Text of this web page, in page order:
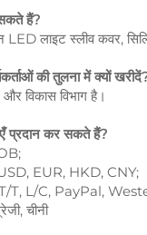
हैं?
LED लाइट स्लीव कवर,
की तुलना में क्यों
विकास विभाग है।
प्रदान कर सकते हैं?
USD, EUR, HKD, CNY;
T/T, L/C, PayPal,
चीनी